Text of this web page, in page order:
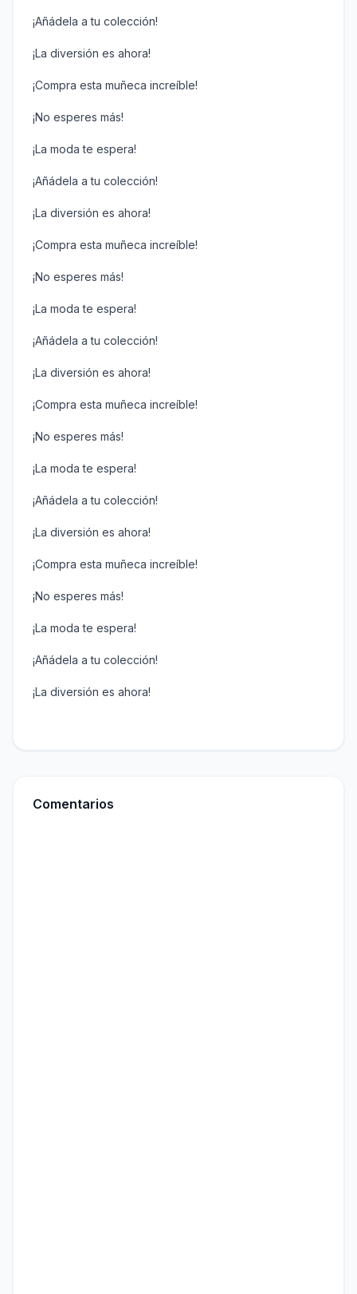
¡Añádela a tu colección!
¡La diversión es ahora!
¡Compra esta muñeca increíble!
¡No esperes más!
¡La moda te espera!
¡Añádela a tu colección!
¡La diversión es ahora!
¡Compra esta muñeca increíble!
¡No esperes más!
¡La moda te espera!
¡Añádela a tu colección!
¡La diversión es ahora!
¡Compra esta muñeca increíble!
¡No esperes más!
¡La moda te espera!
¡Añádela a tu colección!
¡La diversión es ahora!
¡Compra esta muñeca increíble!
¡No esperes más!
¡La moda te espera!
¡Añádela a tu colección!
¡La diversión es ahora!
Comentarios